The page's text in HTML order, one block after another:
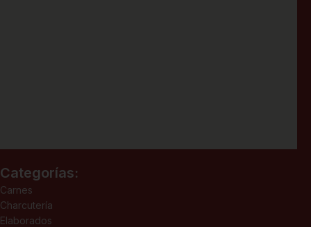
Categorías:
Carnes
Charcutería
Elaborados